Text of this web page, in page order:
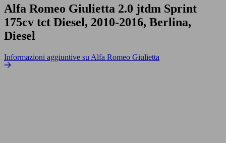
Alfa Romeo Giulietta 2.0 jtdm Sprint
175cv tct Diesel, 2010-2016, Berlina,
Diesel
Informazioni aggiuntive su Alfa Romeo Giulietta